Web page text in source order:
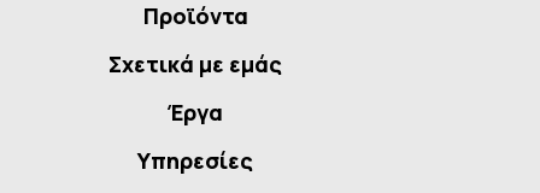
Προϊόντα
Σχετικά με εμάς
Έργα
Υπηρεσίες